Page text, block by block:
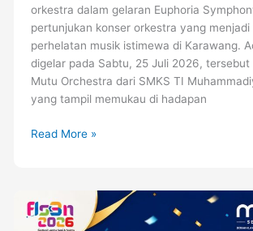
orkestra dalam gelaran Euphoria
pertunjukan konser orkestra yang menjadi
perhelatan musik istimewa di Karawang.
digelar pada Sabtu, 25 Juli 2026, tersebut
Mutu Orchestra dari SMKS TI
yang tampil memukau di hadapan
Read More »
Lolos
ke